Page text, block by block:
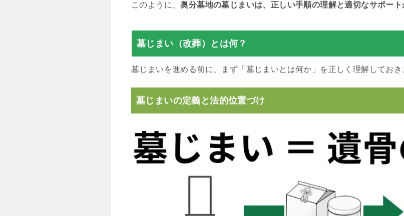
このように、奥分墓地の墓じまいは、正しい手順の理解と適切なサポー
墓じまい（改葬）とは何？
墓じまいを進める前に、まず「墓じまいとは何か」を正しく理解しておき
墓じまいの定義と法的位置づけ